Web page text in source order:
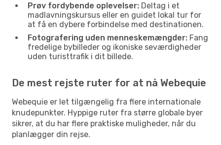
Prøv fordybende oplevelser: Deltag i et
madlavningskursus eller en guidet lokal tur for
at få en dybere forbindelse med destinationen.
Fotografering uden menneskemængder: Fang
fredelige bybilleder og ikoniske seværdigheder
uden turisttrafik i dit billede.
De mest rejste ruter for at nå Webequie
Webequie er let tilgængelig fra flere internationale
knudepunkter. Hyppige ruter fra større globale byer
sikrer, at du har flere praktiske muligheder, når du
planlægger din rejse.